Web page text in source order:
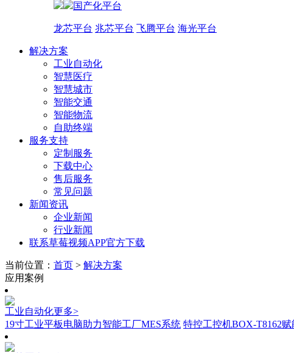
国产化平台
龙芯平台 兆芯平台 飞腾平台 海光平台
解决方案
工业自动化
智慧医疗
智慧城市
智能交通
智能物流
自助终端
服务支持
定制服务
下载中心
售后服务
常见问题
新闻资讯
企业新闻
行业新闻
联系草莓视频APP官方下载
当前位置： 首页 > 解决方案
应用案例
工业自动化更多>
19寸工业平板电脑助力智能工厂MES系统 特控工控机BOX-T8162